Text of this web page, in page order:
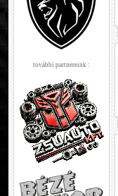
további partnereink :